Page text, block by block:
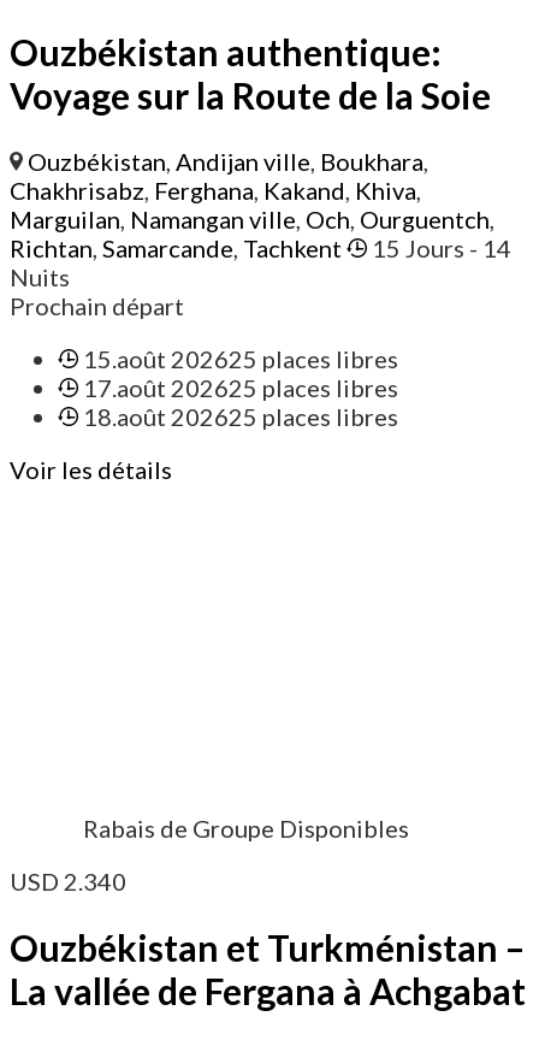
Ouzbékistan authentique:
Voyage sur la Route de la Soie
Ouzbékistan Andijan ville Boukhara
Chakhrisabz Ferghana Kakand Khiva
Marguilan Namangan ville Och Ourguentch
Richtan Samarcande Tachkent 15 Jours - 14
Nuits
Prochain départ
15.août 202625 places libres
17.août 202625 places libres
18.août 202625 places libres
Voir les détails
Rabais de Groupe Disponibles
USD 2.340
Ouzbékistan et Turkménistan –
La vallée de Fergana à Achgabat